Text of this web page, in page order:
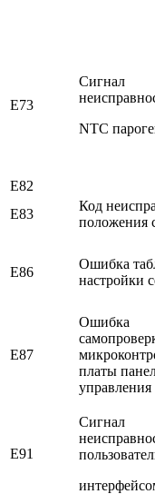
E73
Сигнал
NTC
E82
E83
Код
положения
E86
Ошибка
настройки
E87
Ошибка
платы
управления
E91
Сигнал